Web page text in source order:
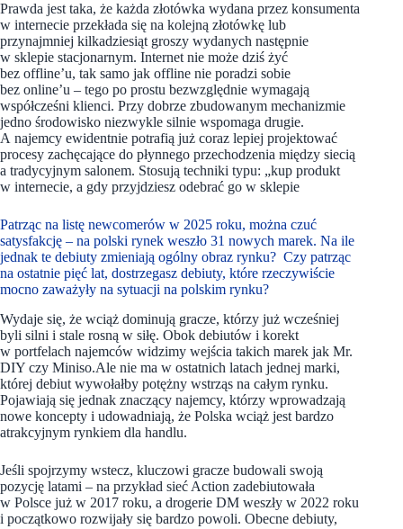
Prawda jest taka, że każda złotówka wydana przez konsumenta
w internecie przekłada się na kolejną złotówkę lub
przynajmniej kilkadziesiąt groszy wydanych następnie
w sklepie stacjonarnym. Internet nie może dziś żyć
bez offline’u, tak samo jak offline nie poradzi sobie
bez online’u – tego po prostu bezwzględnie wymagają
współcześni klienci. Przy dobrze zbudowanym mechanizmie
jedno środowisko niezwykle silnie wspomaga drugie.
A najemcy ewidentnie potrafią już coraz lepiej projektować
procesy zachęcające do płynnego przechodzenia między siecią
a tradycyjnym salonem. Stosują techniki typu: „kup produkt
w internecie, a gdy przyjdziesz odebrać go w sklepie
Patrząc na listę newcomerów w 2025 roku, można czuć
satysfakcję – na polski rynek weszło 31 nowych marek. Na ile
jednak te debiuty zmieniają ogólny obraz rynku? Czy patrząc
na ostatnie pięć lat, dostrzegasz debiuty, które rzeczywiście
mocno zaważyły na sytuacji na polskim rynku?
Wydaje się, że wciąż dominują gracze, którzy już wcześniej
byli silni i stale rosną w siłę. Obok debiutów i korekt
w portfelach najemców widzimy wejścia takich marek jak Mr.
DIY czy Miniso.Ale nie ma w ostatnich latach jednej marki,
której debiut wywołałby potężny wstrząs na całym rynku.
Pojawiają się jednak znaczący najemcy, którzy wprowadzają
nowe koncepty i udowadniają, że Polska wciąż jest bardzo
atrakcyjnym rynkiem dla handlu.
Jeśli spojrzymy wstecz, kluczowi gracze budowali swoją
pozycję latami – na przykład sieć Action zadebiutowała
w Polsce już w 2017 roku, a drogerie DM weszły w 2022 roku
i początkowo rozwijały się bardzo powoli. Obecne debiuty,